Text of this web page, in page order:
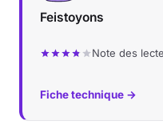
Jeux vidéo
Musique
Feistoyons
Note des
Fiche technique →